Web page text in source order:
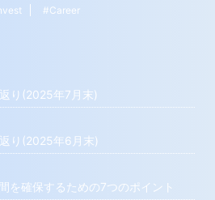
#Career
り(2025年7月末)
り(2025年6月末)
を確保するための7つのポイント